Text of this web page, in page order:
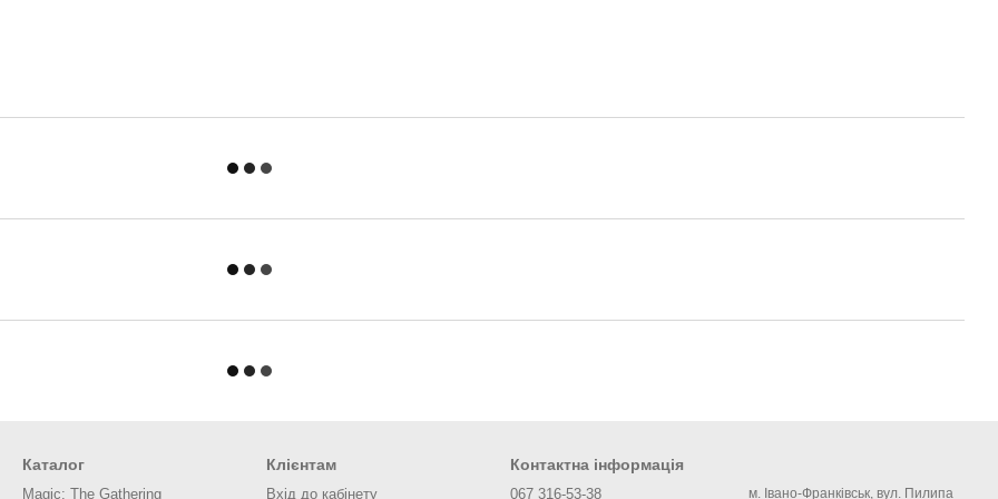
Каталог
Magic: The Gathering
Клієнтам
Вхід до кабінету
Контактна інформація
067 316-53-38 м. Івано-Франківськ, вул. Пилипа